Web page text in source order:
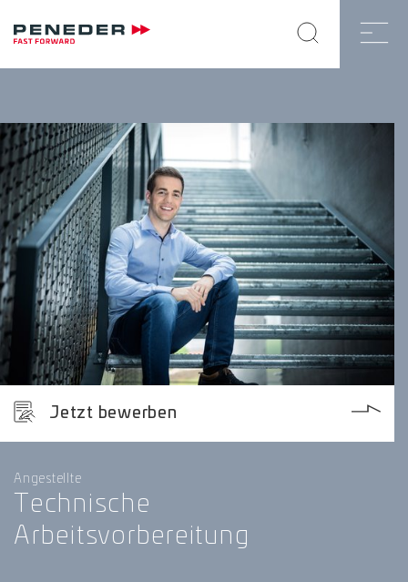
Jetzt bewerben
Angestellte
Technische
Arbeitsvorbereitung